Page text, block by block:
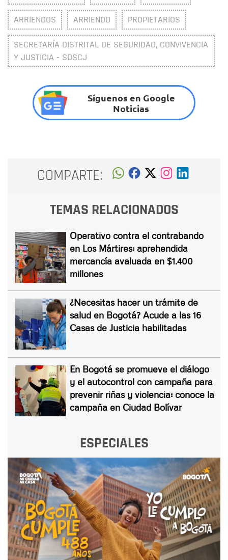
ARRIENDOS ARRIENDO PROPIETARIOS
SECRETARÍA DISTRITAL DE SEGURIDAD, CONVIVENCIA
Y JUSTICIA - SDSCJ
Síguenos en Google
Noticias
COMPARTE:
TEMAS RELACIONADOS
Operativo contra el contrabando
en Los Mártires: aprehendida
mercancía avaluada en $1.400
millones
¿Necesitas hacer un trámite de
salud en Bogotá? Acude a las 16
Casas de Justicia habilitadas
En Bogotá se promueve el diálogo
y el autocontrol con campaña para
prevenir riñas y violencia: conoce la
campaña en Ciudad Bolívar
ESPECIALES